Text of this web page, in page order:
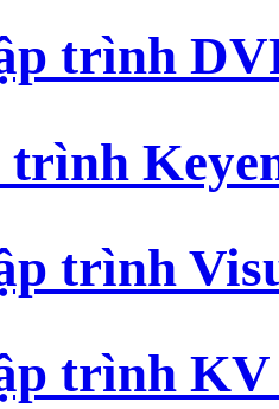
trình
trình
trình
trình